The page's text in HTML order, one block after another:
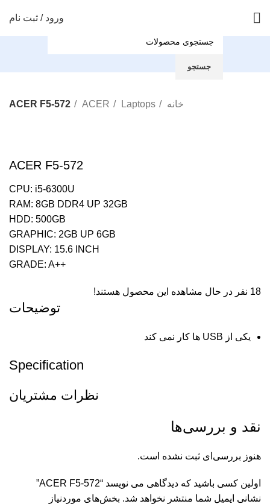
ورود / ثبت نام
جستجو
خانه Laptops
ACER
ACER F5-572
ACER F5-572
CPU: i5-6300U
RAM: 8GB DDR4 UP 32GB
HDD: 500GB
GRAPHIC: 2GB UP 6GB
DISPLAY: 15.6 INCH
++GRADE: A
18 نفر در حال مشاهده این محصول هستند!
توضیحات
یکی از USB ها کار نمی کند
Specification
نظرات مشتریان
نقد و بررسی‌ها
هنوز بررسی‌ای ثبت نشده است.
اولین کسی باشید که دیدگاهی می نویسد “ACER F5-572”
نشانی ایمیل شما منتشر نخواهد شد. بخش‌های موردنیاز